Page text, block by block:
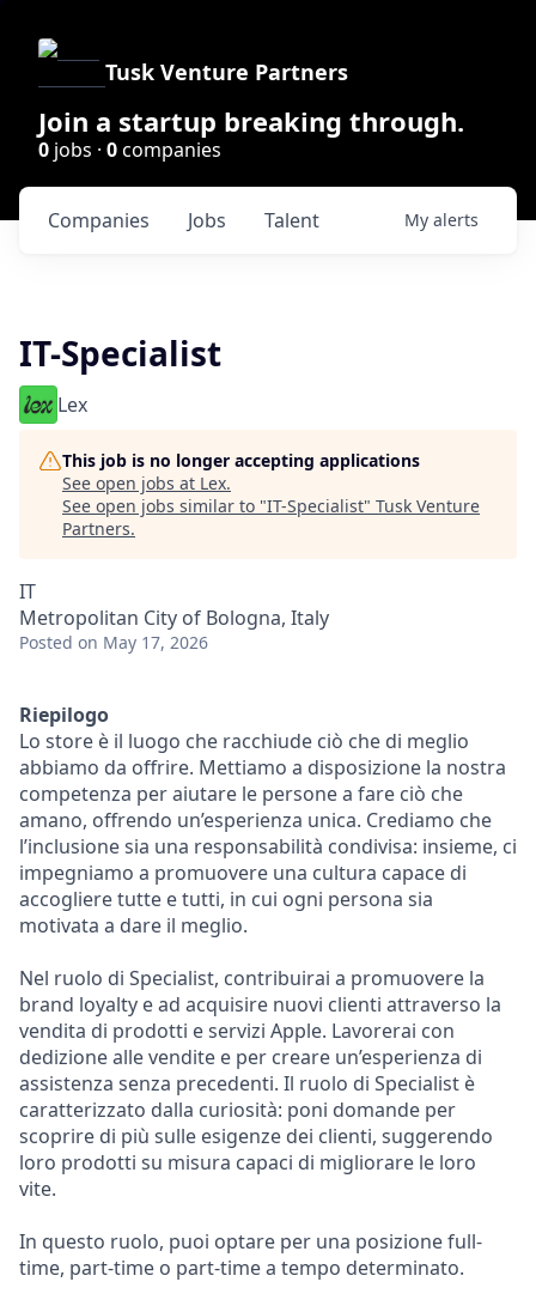
Tusk Venture Partners
Join a startup breaking through.
0 jobs · 0companies
Jobs
Companies Talent My alerts
IT-Specialist
Lex
This job is no longer accepting applications
See open jobs at Lex.
See open jobs similar to "IT-Specialist" Tusk Venture
Partners.
IT
Metropolitan City of Bologna, Italy
Posted on May 17, 2026
Riepilogo
Lo store è il luogo che racchiude ciò che di meglio
abbiamo da offrire. Mettiamo a disposizione la nostra
competenza per aiutare le persone a fare ciò che
amano, offrendo un’esperienza unica. Crediamo che
l’inclusione sia una responsabilità condivisa: insieme, ci
impegniamo a promuovere una cultura capace di
accogliere tutte e tutti, in cui ogni persona sia
motivata a dare il meglio.
Nel ruolo di Specialist, contribuirai a promuovere la
brand loyalty e ad acquisire nuovi clienti attraverso la
vendita di prodotti e servizi Apple. Lavorerai con
dedizione alle vendite e per creare un’esperienza di
assistenza senza precedenti. Il ruolo di Specialist è
caratterizzato dalla curiosità: poni domande per
scoprire di più sulle esigenze dei clienti, suggerendo
loro prodotti su misura capaci di migliorare le loro
vite.
In questo ruolo, puoi optare per una posizione full-
time, part-time o part-time a tempo determinato.